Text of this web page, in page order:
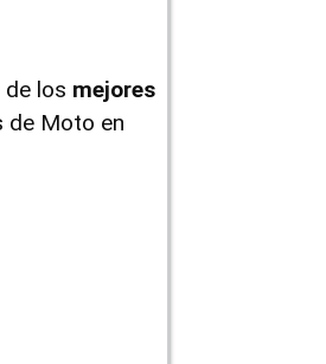
los mejores
de Moto en